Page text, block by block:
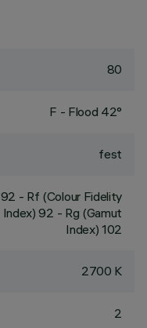
80
F - Flood 42°
fest
92 - Rf (Colour Fidelity
Index) 92 - Rg (Gamut
Index) 102
2700 K
2